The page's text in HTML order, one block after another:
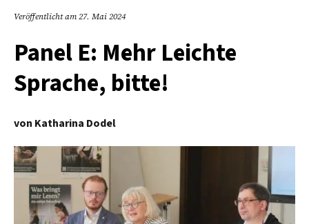
Veröffentlicht am27. Mai 2024
Panel E: Mehr Leichte
Sprache, bitte!
von Katharina Dodel